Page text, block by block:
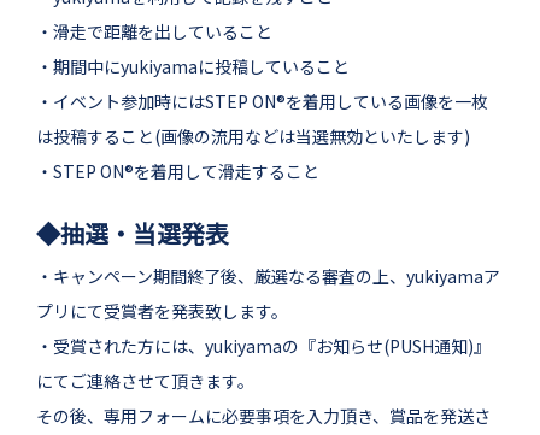
・滑走で距離を出していること
・期間中にyukiyamaに投稿していること
・イベント参加時にはSTEP ON®を着用している画像を一枚
は投稿すること(画像の流用などは当選無効といたします)
・STEP ON®を着用して滑走すること
◆抽選・当選発表
・キャンペーン期間終了後、厳選なる審査の上、yukiyamaア
プリにて受賞者を発表致します。
・受賞された方には、yukiyamaの『お知らせ(PUSH通知)』
にてご連絡させて頂きます。
その後、専用フォームに必要事項を入力頂き、賞品を発送さ